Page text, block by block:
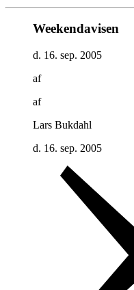
Weekendavisen
d. 16. sep. 2005
af
af
Lars Bukdahl
d. 16. sep. 2005